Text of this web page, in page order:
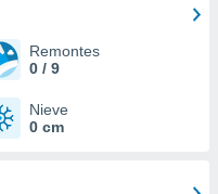
Remontes
0 / 9
Nieve
0 cm